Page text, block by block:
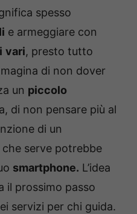
spesso
e armeggiare con
vari, presto tutto
di non dover
un piccolo
di non pensare più al
di un
serve potrebbe
smartphone. L’idea
il prossimo passo
servizi per chi guida.